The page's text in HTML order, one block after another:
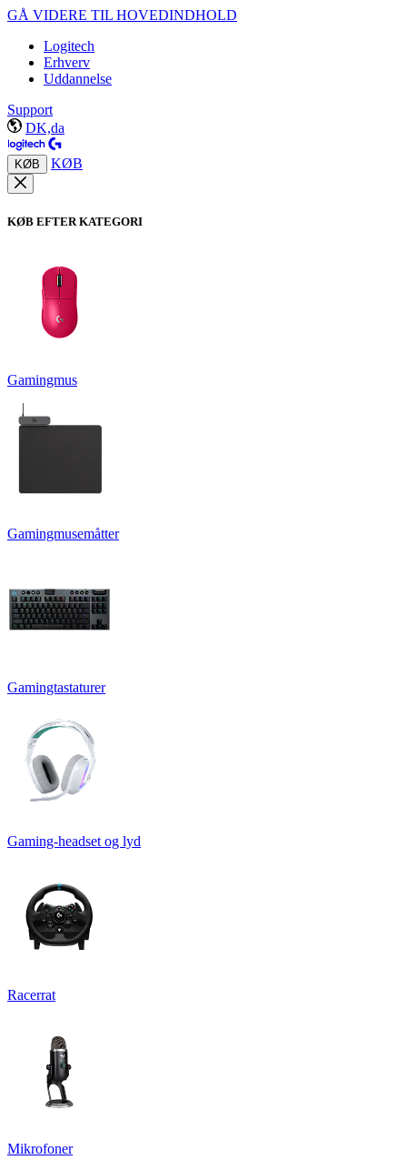
GÅ VIDERE TIL HOVEDINDHOLD
Logitech
Erhverv
Uddannelse
Support
DK,da
KØB KØB
KØB EFTER KATEGORI
Gamingmus
Gamingmusemåtter
Gamingtastaturer
Gaming-headset og lyd
Racerrat
Mikrofoner